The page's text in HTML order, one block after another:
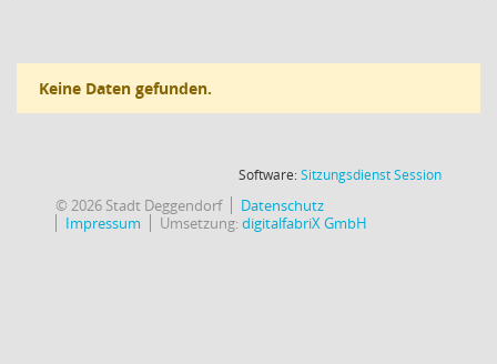
Keine Daten gefunden.
Software:SitzungsdienstSession(Wird in
© 2026 Stadt Deggendorf
Datenschutz
Impressum
Umsetzung:digitalfabriX GmbH